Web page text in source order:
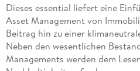
Dieses essential liefert eine
Asset Management von
Beitrag hin zu einer
Neben den wesentlichen
Managements werden dem